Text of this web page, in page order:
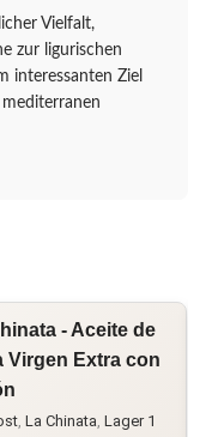
Vielfalt,
zur ligurischen
interessanten Ziel
- Aceite de
Virgen Extra con
La Chinata Lager 1